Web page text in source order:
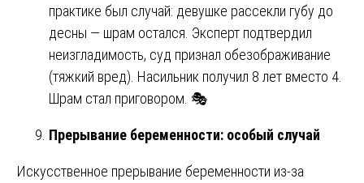
практике был случай: девушке рассекли губу до
десны — шрам остался. Эксперт подтвердил
неизгладимость, суд признал обезображивание
(тяжкий вред). Насильник получил 8 лет вместо 4.
Шрам стал приговором. 🎭
Прерывание беременности: особый случай
Искусственное прерывание беременности из-за